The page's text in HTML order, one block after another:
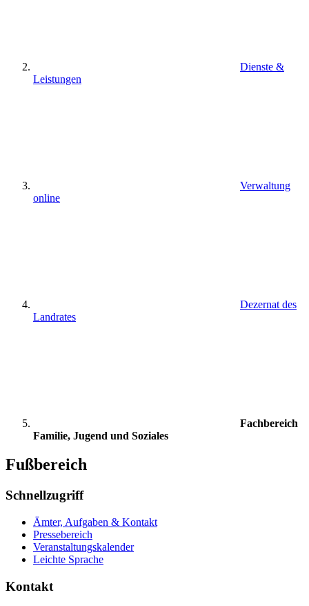
Dienste &
Leistungen
Verwaltung
online
Dezernat des
Landrates
Fachbereich
Familie, Jugend und Soziales
Fußbereich
Schnellzugriff
Ämter, Aufgaben & Kontakt
Pressebereich
Veranstaltungskalender
Leichte Sprache
Kontakt